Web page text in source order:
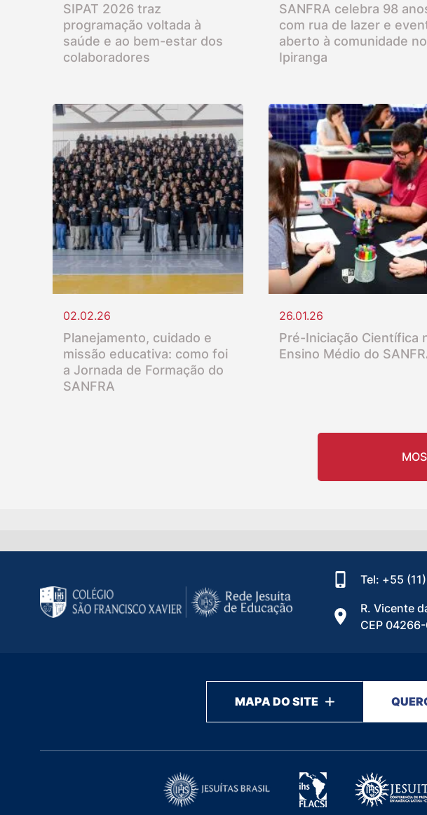
SIPAT 2026 traz
programação voltada à
saúde e ao bem-estar dos
colaboradores
SANFRA celebra 98
com rua de lazer e
aberto à comunidade no
Ipiranga
02.02.26
Planejamento, cuidado e
missão educativa: como foi
a Jornada de Formação do
SANFRA
26.01.26
Pré-Iniciação Científica
Ensino Médio do
Tel: +55
R. Vicente
CEP
MAPA DO SITE